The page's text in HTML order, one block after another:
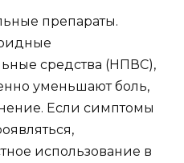
препараты.
средства (НПВС),
уменьшают боль,
Если симптомы
использование в